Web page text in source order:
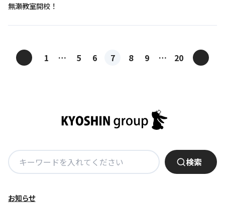
無瀬教室開校！
ョ
ン
1 … 5 6 7 8 9 … 20
検
索:
検索
お知らせ